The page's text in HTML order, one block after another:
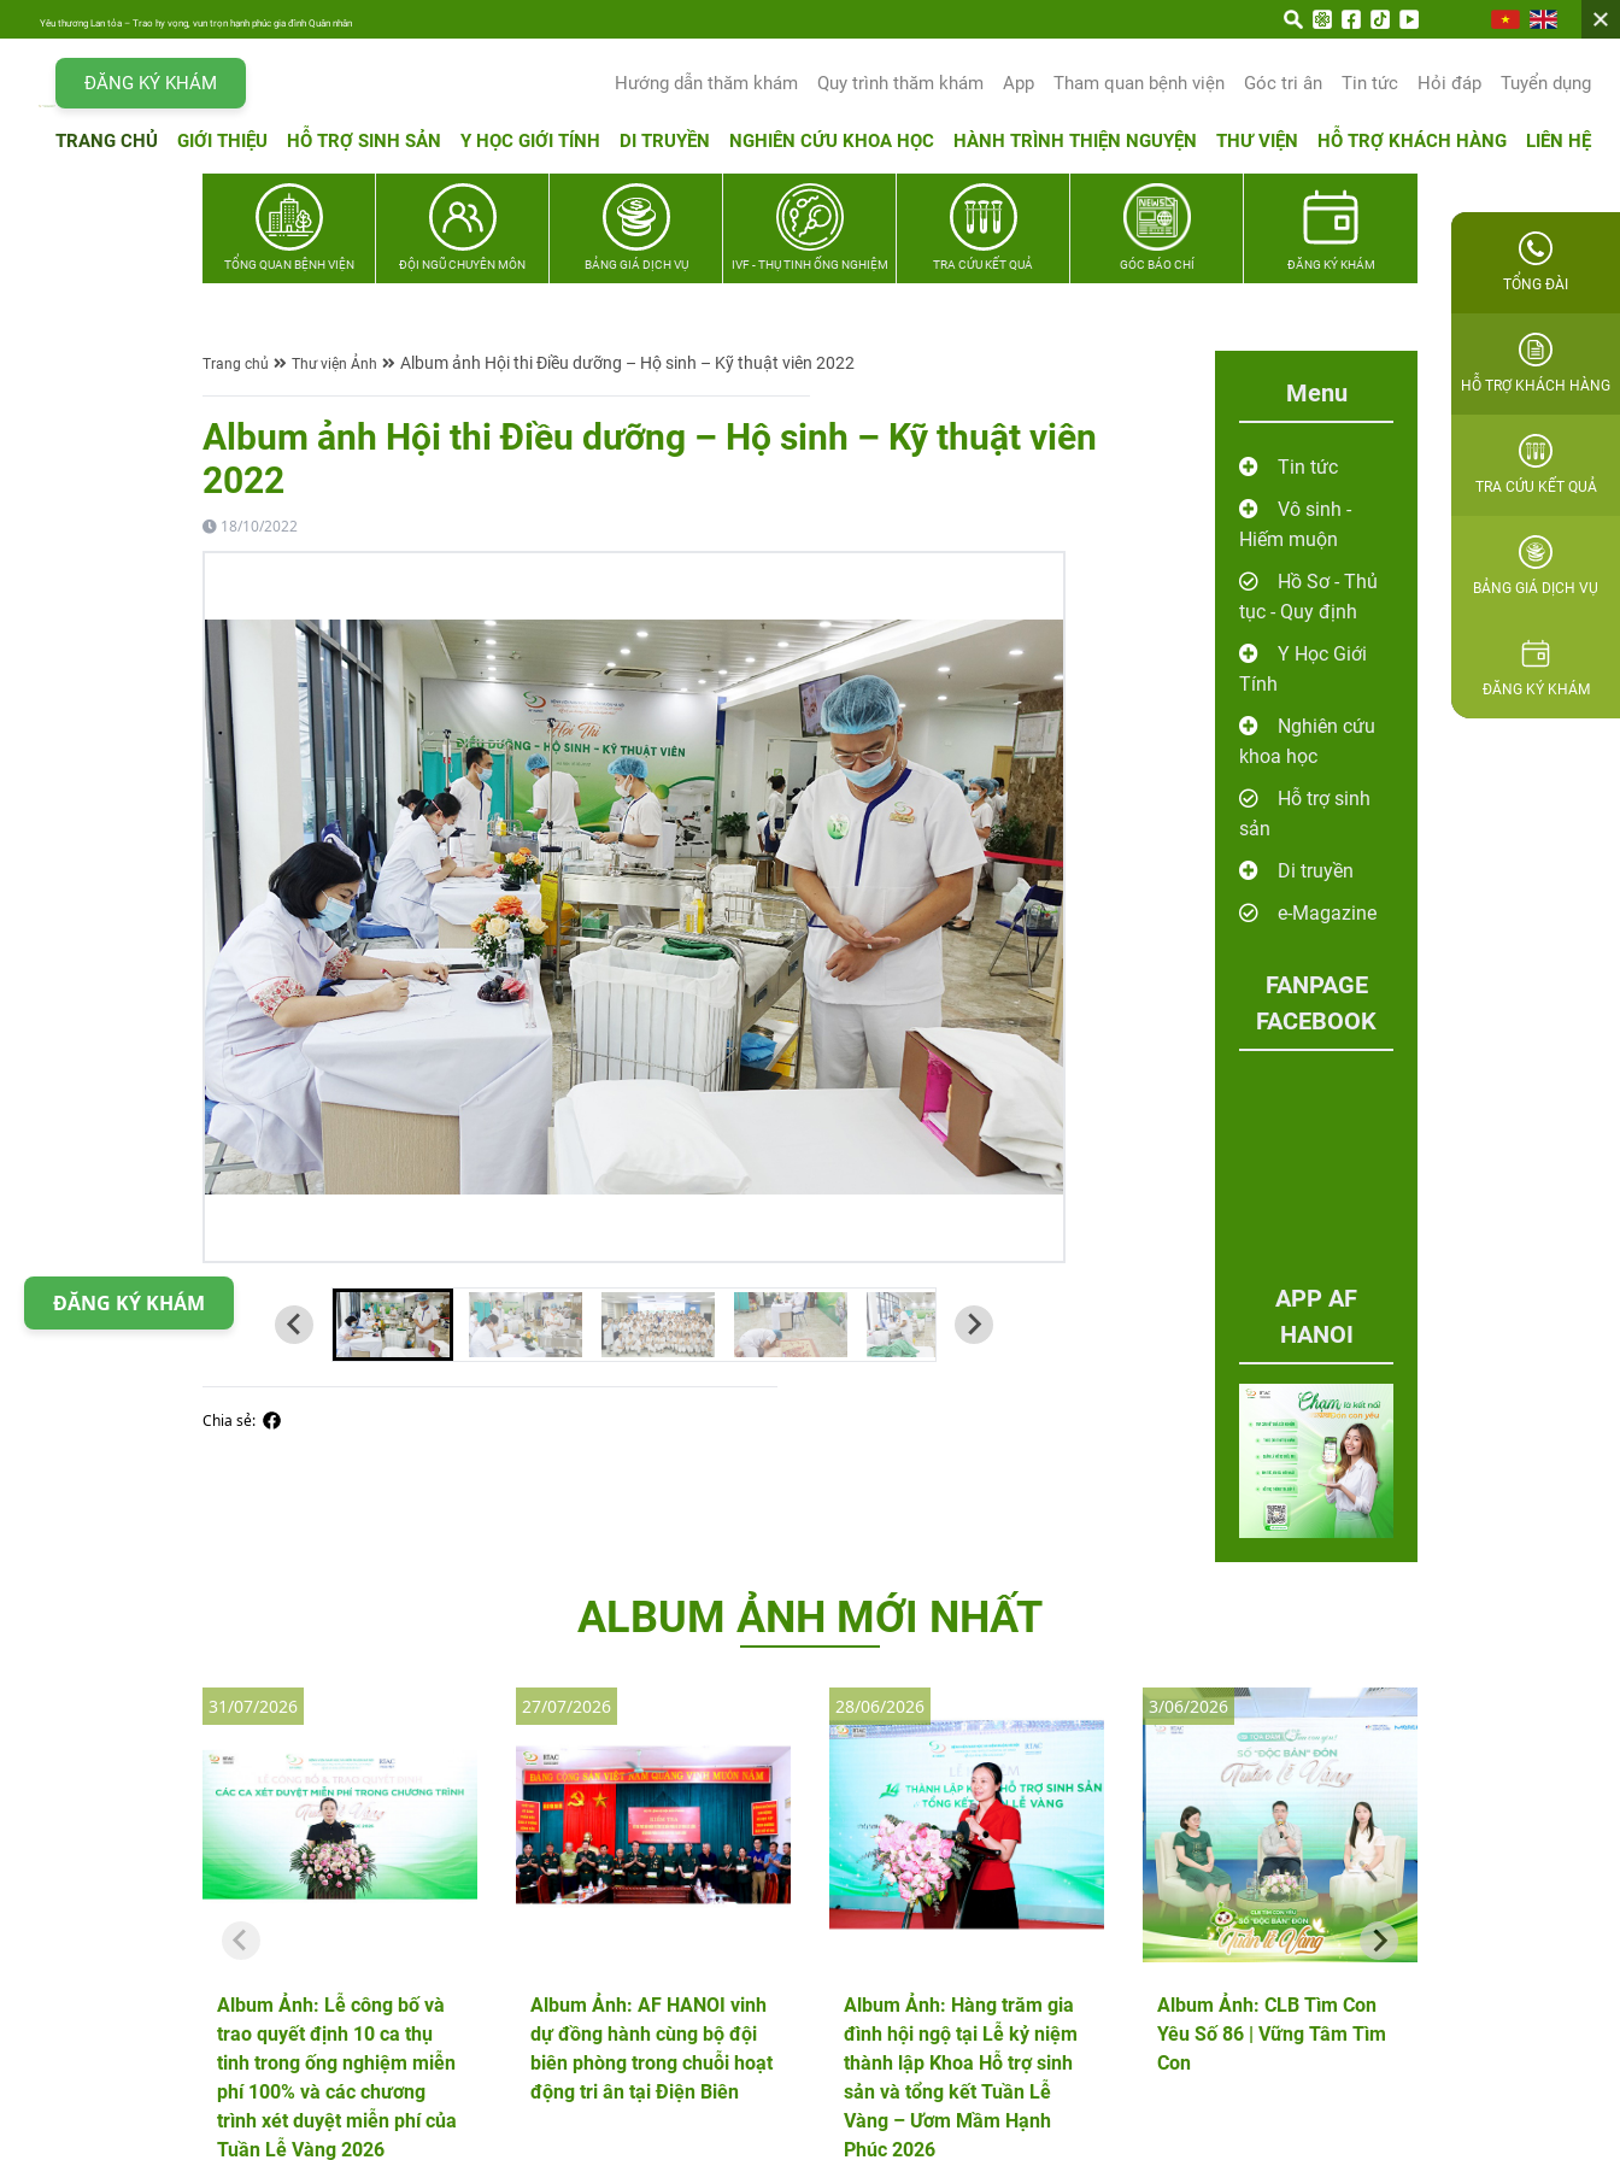
Yêu thương Lan tỏa – Trao hy vọng, vun trọn hạnh phúc gia đình Quân nhân
ĐĂNG KÝ KHÁM Hướng dẫn thăm khám Quy trình thăm khám App Tham quan bệnh viện Góc tri ân Tin tức Hỏi đáp Tuyển dụng
TRANG CHỦ GIỚI THIỆU HỖ TRỢ SINH SẢN Y HỌC GIỚI TÍNH DI TRUYỀN NGHIÊN CỨU KHOA HỌC HÀNH TRÌNH THIỆN NGUYỆN THƯ VIỆN HỖ TRỢ KHÁCH HÀNG LIÊN HỆ
TỔNG QUAN BỆNH VIỆN ĐỘI NGŨ CHUYÊN MÔN BẢNG GIÁ DỊCH VỤ IVF - THỤ TINH ỐNG NGHIỆM TRA CỨU KẾT QUẢ GÓC BÁO CHÍ ĐĂNG KÝ KHÁM
Trang chủ Thư viện Ảnh Album ảnh Hội thi Điều dưỡng – Hộ sinh – Kỹ thuật viên 2022
Album ảnh Hội thi Điều dưỡng – Hộ sinh – Kỹ thuật viên
2022
18/10/2022
Chia sẻ:
Menu
Tin tức
Vô sinh -
Hiếm muộn
Hồ Sơ - Thủ
tục - Quy định
Y Học Giới
Tính
Nghiên cứu
khoa học
Hỗ trợ sinh
sản
Di truyền
e-Magazine
FANPAGE
FACEBOOK
APP AF
HANOI
ALBUM ẢNH MỚI NHẤT
Album Ảnh: Lễ công bố và
trao quyết định 10 ca thụ
tinh trong ống nghiệm miễn
phí 100% và các chương
trình xét duyệt miễn phí của
Tuần Lễ Vàng 2026
31/07/2026
Album Ảnh: AF HANOI vinh
dự đồng hành cùng bộ đội
biên phòng trong chuỗi hoạt
động tri ân tại Điện Biên
27/07/2026
Album Ảnh: Hàng trăm gia
đình hội ngộ tại Lễ kỷ niệm
thành lập Khoa Hỗ trợ sinh
sản và tổng kết Tuần Lễ
Vàng – Ươm Mầm Hạnh
Phúc 2026
28/06/2026
Album Ảnh: CLB Tìm Con
Yêu Số 86 | Vững Tâm Tìm
Con
3/06/2026
TỔNG ĐÀI
HỖ TRỢ KHÁCH HÀNG
TRA CỨU KẾT QUẢ
BẢNG GIÁ DỊCH VỤ
ĐĂNG KÝ KHÁM
ĐĂNG KÝ KHÁM